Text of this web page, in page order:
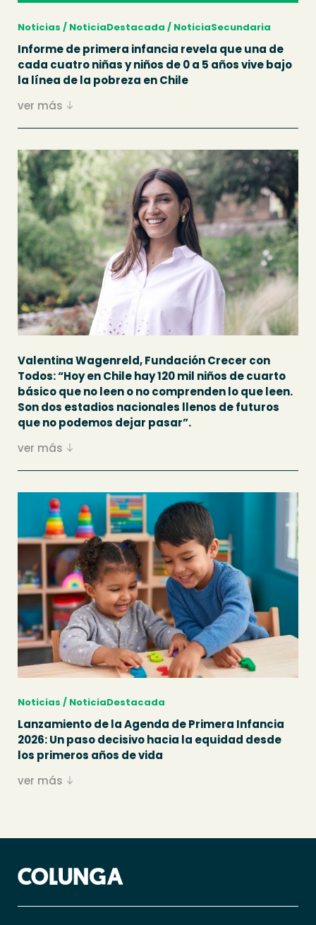
Noticias / NoticiaDestacada / NoticiaSecundaria
Informe de primera infancia revela que una de
cada cuatro niñas y niños de 0 a 5 años vive bajo
la línea de la pobreza en Chile
ver más
Valentina Wagenreld, Fundación Crecer con
Todos: “Hoy en Chile hay 120 mil niños de cuarto
básico que no leen o no comprenden lo que leen.
Son dos estadios nacionales llenos de futuros
que no podemos dejar pasar”.
ver más
Noticias / NoticiaDestacada
Lanzamiento de la Agenda de Primera Infancia
2026: Un paso decisivo hacia la equidad desde
los primeros años de vida
ver más